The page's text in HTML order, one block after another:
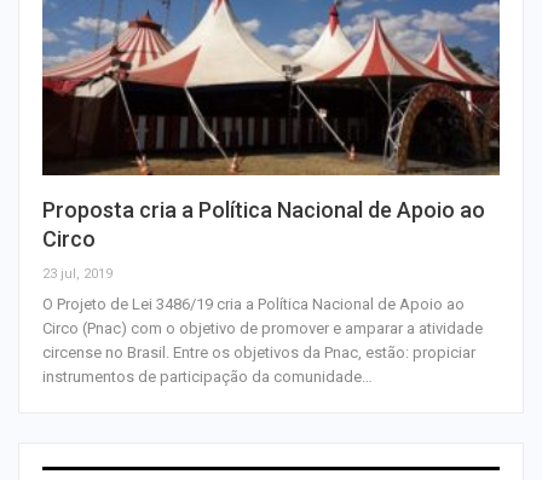
Proposta cria a Política Nacional de Apoio ao
Circo
23 jul, 2019
O Projeto de Lei 3486/19 cria a Política Nacional de Apoio ao
Circo (Pnac) com o objetivo de promover e amparar a atividade
circense no Brasil. Entre os objetivos da Pnac, estão: propiciar
instrumentos de participação da comunidade…